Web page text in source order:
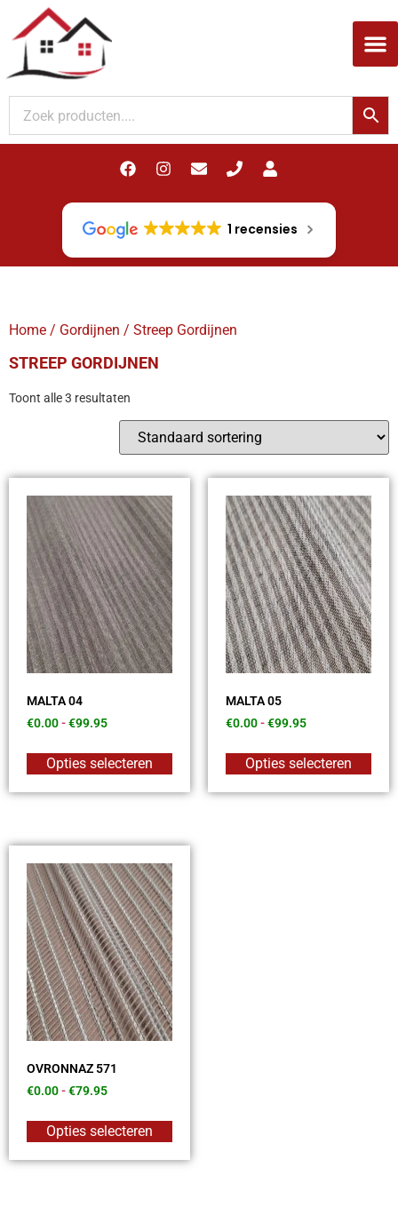
1 recensies
Home / Gordijnen / Streep Gordijnen
STREEP GORDIJNEN
Toont alle 3 resultaten
MALTA 04
€0.00-€99.95
Opties selecteren
MALTA 05
€0.00-€99.95
Opties selecteren
OVRONNAZ 571
€0.00-€79.95
Opties selecteren